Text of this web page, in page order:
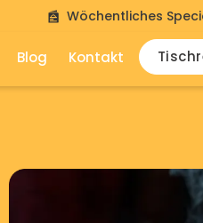
Wöchentliches
Blog Kontakt